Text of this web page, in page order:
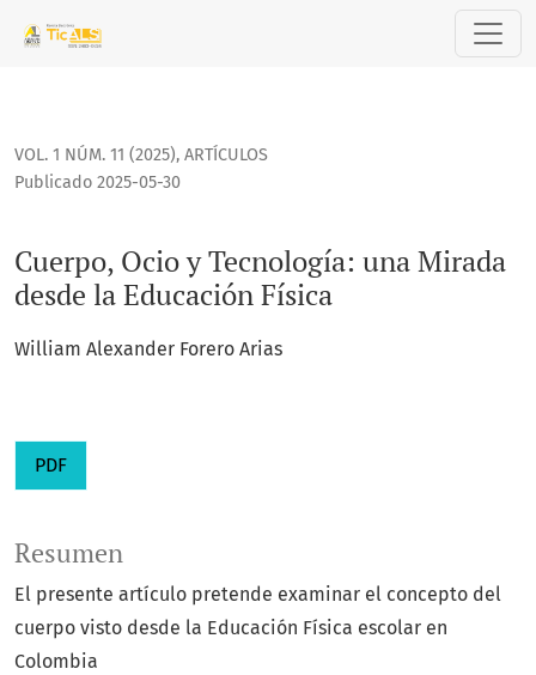
Cuerpo, Ocio y Tecnología: una Mirada desde la Educación
VOL. 1 NÚM. 11 (2025), ARTÍCULOS
Cuerpo, Ocio y Tecnología: una Mirada
desde la Educación Física
Publicado 2025-05-30
William Alexander Forero Arias
PDF
Resumen
El presente artículo pretende examinar el concepto del
cuerpo visto desde la Educación Física escolar en
Colombia